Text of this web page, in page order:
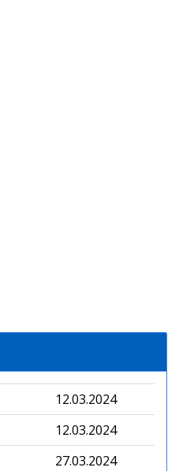
12.03.2024
12.03.2024
27.03.2024